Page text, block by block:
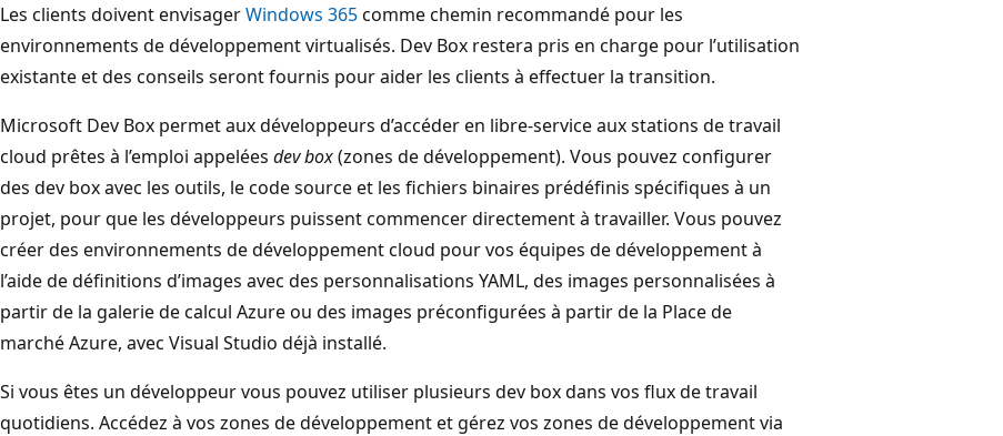
Les clients doivent envisagerWindows 365comme chemin recommandé pour les
environnements de développement virtualisés. Dev Box restera pris en charge pour l’utilisation
existante et des conseils seront fournis pour aider les clients à effectuer la transition.
Microsoft Dev Box permet aux développeurs d’accéder en libre-service aux stations de travail
cloud prêtes à l’emploi appelées dev box(zones de développement). Vous pouvez configurer
des dev box avec les outils, le code source et les fichiers binaires prédéfinis spécifiques à un
projet, pour que les développeurs puissent commencer directement à travailler. Vous pouvez
créer des environnements de développement cloud pour vos équipes de développement à
l’aide de définitions d’images avec des personnalisations YAML, des images personnalisées à
partir de la galerie de calcul Azure ou des images préconfigurées à partir de la Place de
marché Azure, avec Visual Studio déjà installé.
Si vous êtes un développeur vous pouvez utiliser plusieurs dev box dans vos flux de travail
quotidiens. Accédez à vos zones de développement et gérez vos zones de développement via